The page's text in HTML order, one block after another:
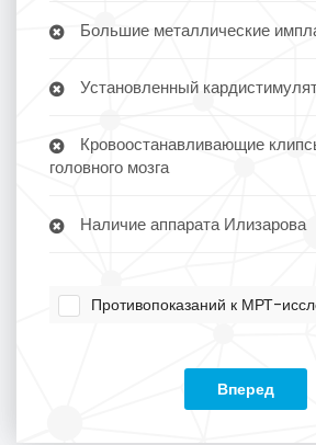
Большие металлические
Установленный
Кровоостанавливающие
головного мозга
Наличие аппарата Илизарова
Противопоказаний к МРТ-
Вперед